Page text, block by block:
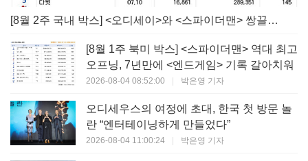
[8월 2주 국내 박스] <오디세이>와 <스파이더맨> 쌍끌이! 대작 틈바구니 속 빛난 <사랑의 하츄핑>
[8월 1주 북미 박스] <스파이더맨> 역대 최고
오프닝, 7년만에 <엔드게임> 기록 갈아치워
2026-08-04 08:52:00 | 박은영 기자
오디세우스의 여정에 초대, 한국 첫 방문 놀
란 “엔터테이닝하게 만들었다”
2026-08-04 11:00:24 | 박은영 기자